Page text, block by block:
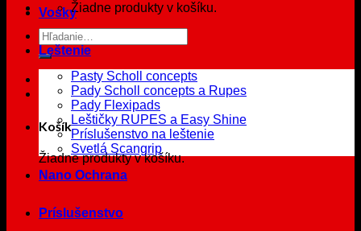
Žiadne produkty v košíku.
Košík
Žiadne produkty v košíku.
Vosky
Leštenie
Pasty Scholl concepts
Pady Scholl concepts a Rupes
Pady Flexipads
Leštičky RUPES a Easy Shine
Príslušenstvo na leštenie
Svetlá Scangrip
Nano Ochrana
Príslušenstvo